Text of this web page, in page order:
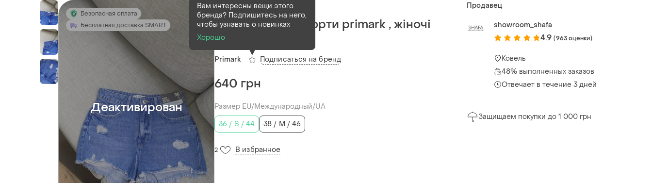
Безопасная оплата
Бесплатная доставка SMART
Деактивирован
Деактивирован1 шт
Нові джинсові шорти primark , жіночі
шорти primark
Primark
Вам интересны вещи этого
бренда? Подпишитесь на него,
чтобы узнавать о новинках
Хорошо
Подписаться на бренд
640 грн
Размер EU/Международный/UA
36 / S / 44
38 / M / 46
2 В избранное
Продавец
showroom_shafa
4.9 (963 оценки)
Ковель
48% выполненных заказов
Отвечает в течение 3 дней
Защищаем покупки до 1 000 грн